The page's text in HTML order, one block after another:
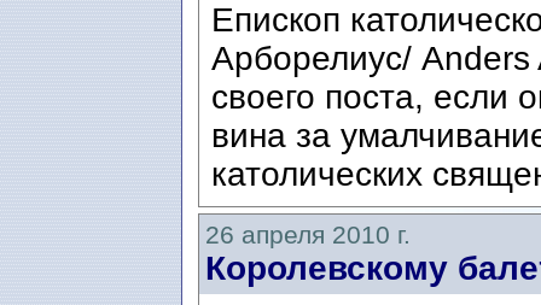
Епископ
Арборелиус/ Anders
своего поста, если
вина за
католических
26 апреля 2010 г.
Королевскому